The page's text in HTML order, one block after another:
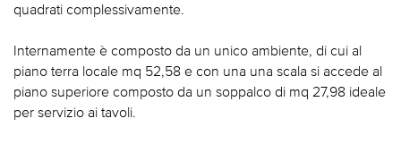
quadrati complessivamente.
Internamente è composto da un unico ambiente, di cui al
piano terra locale mq 52,58 e con una una scala si accede al
piano superiore composto da un soppalco di mq 27,98 ideale
per servizio ai tavoli.